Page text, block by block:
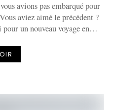
avions pas embarqué pour
aviez aimé le précédent ?
un nouveau voyage en…